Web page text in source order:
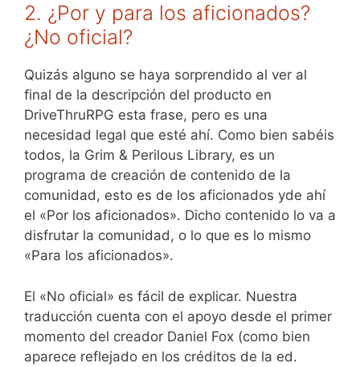
2. ¿Por y para los aficionados?
¿No oficial?
Quizás alguno se haya sorprendido al ver al
final de la descripción del producto en
DriveThruRPG esta frase, pero es una
necesidad legal que esté ahí. Como bien sabéis
todos, la Grim & Perilous Library, es un
programa de creación de contenido de la
comunidad, esto es de los aficionados yde ahí
el «Por los aficionados». Dicho contenido lo va a
disfrutar la comunidad, o lo que es lo mismo
«Para los aficionados».
El «No oficial» es fácil de explicar. Nuestra
traducción cuenta con el apoyo desde el primer
momento del creador Daniel Fox (como bien
aparece reflejado en los créditos de la ed.